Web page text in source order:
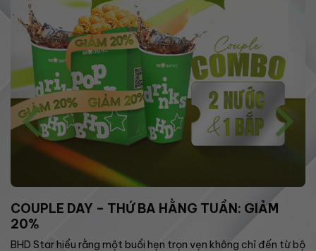
COUPLE DAY – THỨ BA HẰNG TUẦN: GIẢM
20%
BHD Star hiểu rằng một buổi hẹn trọn vẹn không chỉ đến từ bộ